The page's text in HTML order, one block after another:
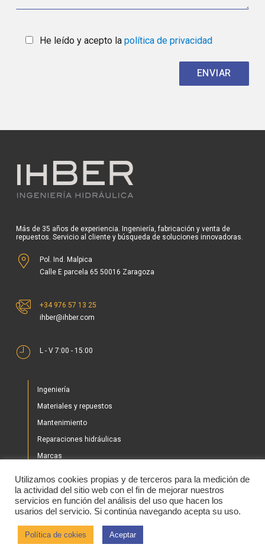
He leído y acepto la política de privacidad
Más de 35 años de experiencia. Ingeniería, fabricación y venta de
repuestos. Servicio al cliente y búsqueda de soluciones innovadoras.
Pol. Ind. Malpica
Calle E parcela 65 50016 Zaragoza
+34 976 57 13 25
ihber@ihber.com
L - V 7:00 - 15:00
Ingeniería
Materiales y repuestos
Mantenimiento
Reparaciones hidráulicas
Marcas
Tienda
Noticias
Utilizamos cookies propias y de terceros para la medición de
la actividad del sitio web con el fin de mejorar nuestros
servicios en función del análisis del uso que hacen los
usarios del servicio. Si continúa navegando acepta su uso.
Política de cokies Aceptar